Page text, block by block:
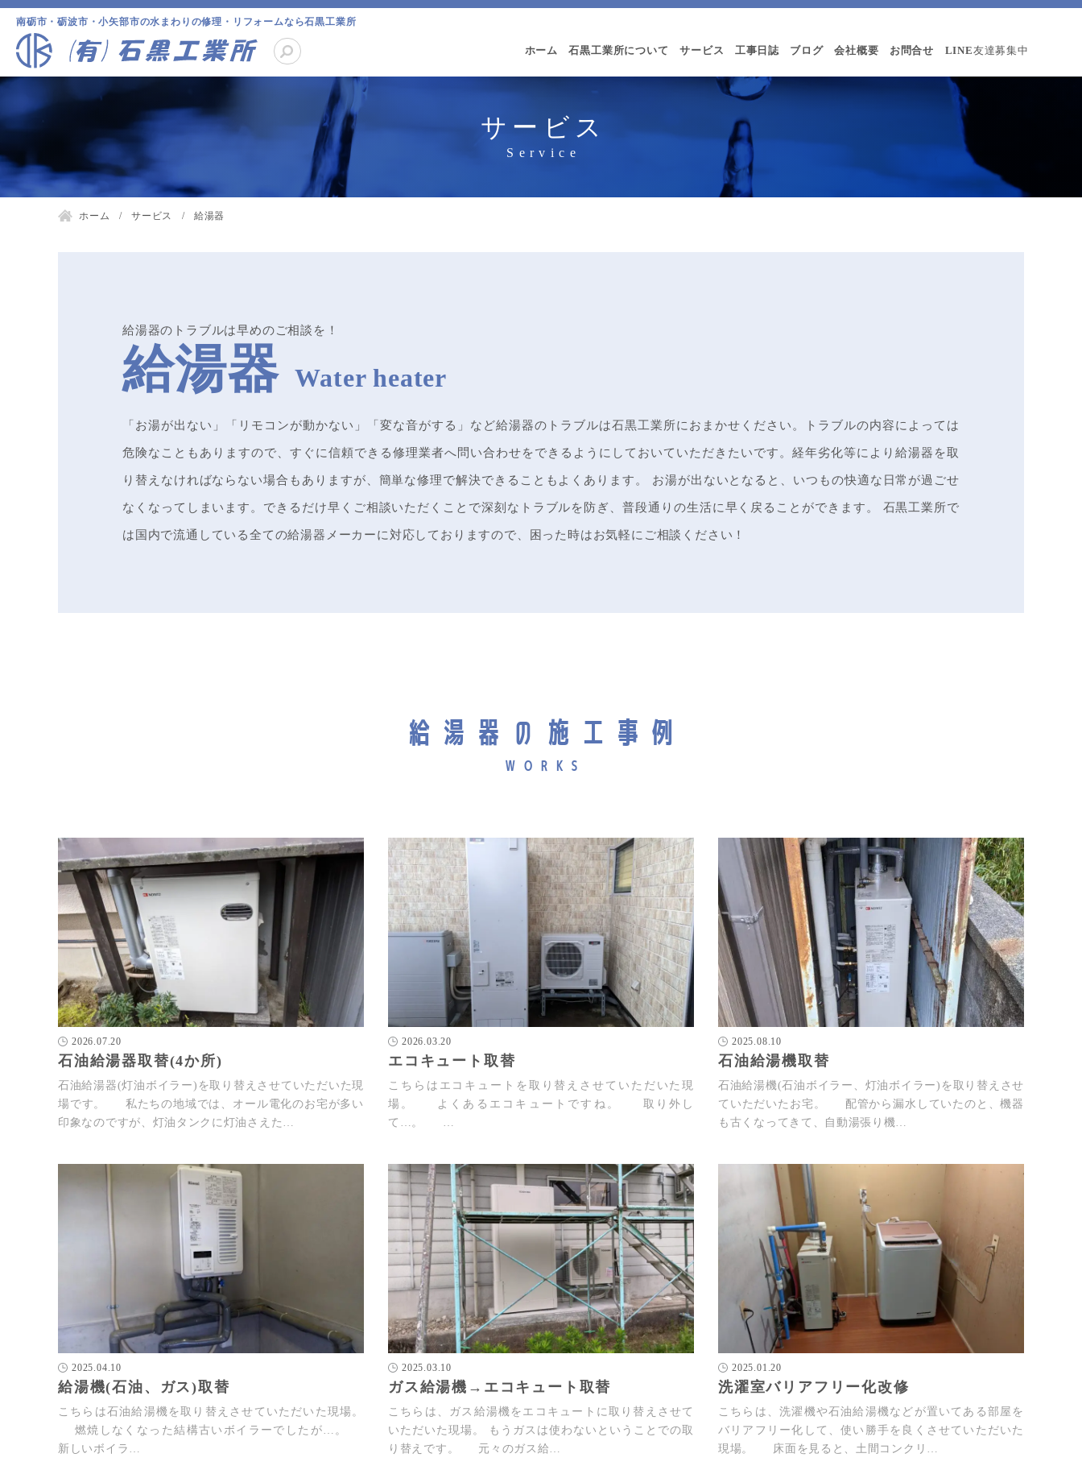
南砺市・砺波市・小矢部市の水まわりの修理・リフォームなら石黒工業所
ホーム 石黒工業所について サービス 工事日誌 ブログ 会社概要 お問合せ LINE友達募集中
サービス
ホーム サービス 給湯器
給湯器のトラブルは早めのご相談を！
給湯器
「お湯が出ない」「リモコンが動かない」「変な音がする」など給湯器のトラブルは石黒工業所におまかせください。トラブルの内容によっては
危険なこともありますので、すぐに信頼できる修理業者へ問い合わせをできるようにしておいていただきたいです。経年劣化等により給湯器を取
り替えなければならない場合もありますが、簡単な修理で解決できることもよくあります。 お湯が出ないとなると、いつもの快適な日常が過ごせ
なくなってしまいます。できるだけ早くご相談いただくことで深刻なトラブルを防ぎ、普段通りの生活に早く戻ることができます。 石黒工業所で
は国内で流通している全ての給湯器メーカーに対応しておりますので、困った時はお気軽にご相談ください！
給湯器の施工事例
2026.07.20
石油給湯器取替(4か所)
石油給湯器(灯油ボイラー)を取り替えさせていただいた現
場です。 私たちの地域では、オール電化のお宅が多い
印象なのですが、灯油タンクに灯油さえた…
2026.03.20
エコキュート取替
こちらはエコキュートを取り替えさせていただいた現
場。 よくあるエコキュートですね。 取り外し
て…。 …
2025.08.10
石油給湯機取替
石油給湯機(石油ボイラー、灯油ボイラー)を取り替えさせ
ていただいたお宅。 配管から漏水していたのと、機器
も古くなってきて、自動湯張り機…
2025.04.10
給湯機(石油、ガス)取替
こちらは石油給湯機を取り替えさせていただいた現場。
燃焼しなくなった結構古いボイラーでしたが…。
新しいボイラ…
2025.03.10
ガス給湯機→エコキュート取替
こちらは、ガス給湯機をエコキュートに取り替えさせて
いただいた現場。 もうガスは使わないということでの取
り替えです。 元々のガス給…
2025.01.20
洗濯室バリアフリー化改修
こちらは、洗濯機や石油給湯機などが置いてある部屋を
バリアフリー化して、使い勝手を良くさせていただいた
現場。 床面を見ると、土間コンクリ…